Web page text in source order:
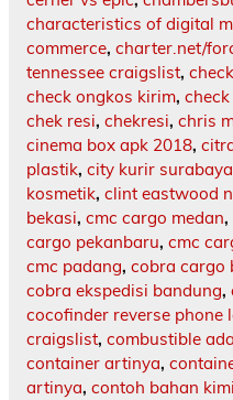
characteristics of digital
commerce, charter.net/
tennessee craigslist,
check ongkos kirim,
chek resi, chekresi, chris
cinema box apk 2018,
plastik, city kurir surabaya
kosmetik, clint eastwood
bekasi, cmc cargo medan,
cargo pekanbaru, cmc
cmc padang, cobra cargo
cobra ekspedisi bandung,
cocofinder reverse phone
craigslist, combustible
container artinya,
artinya, contoh bahan